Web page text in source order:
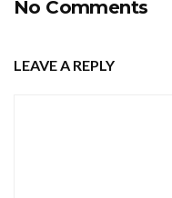
No Comments
LEAVE A REPLY